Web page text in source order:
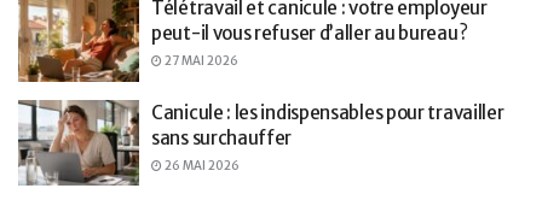
Télétravail et canicule : votre employeur
peut-il vous refuser d’aller au bureau ?
27 MAI 2026
Canicule : les indispensables pour travailler
sans surchauffer
26 MAI 2026